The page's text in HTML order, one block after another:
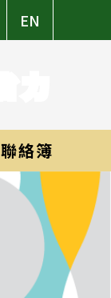
EN
聯絡簿